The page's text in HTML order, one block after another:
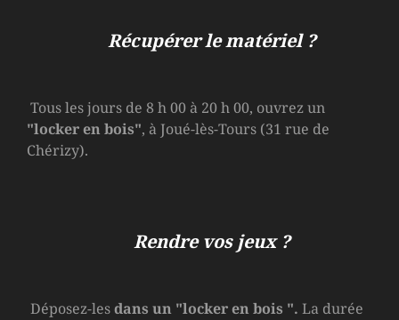
Récupérer le matériel ?
Tous les jours de 8 h 00 à 20 h 00, ouvrez un
"locker en bois", à Joué-lès-Tours (31 rue de
Chérizy).
Rendre vos jeux ?
Déposez-lesdans un "locker en bois ". La durée